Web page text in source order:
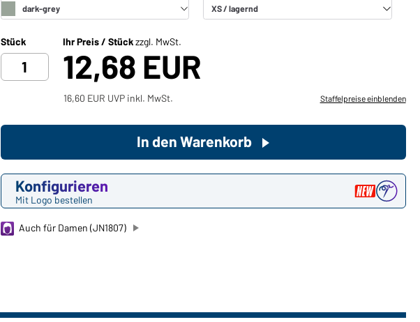
Stück Ihr Preis / Stückzzgl. MwSt.
12,68 EUR
16,60 EUR UVP inkl. MwSt. Staffelpreise einblenden
Konfigurieren
Mit Logo bestellen
In den Warenkorb
Auch für Damen (JN1807)